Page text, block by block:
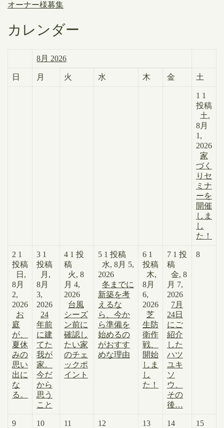
オーナー様募集
カレンダー
8月 2026
日 月 火 水 木 金 土
1 1
投稿
土,
8月
1,
2026
家
づく
りセ
ミナ
ーを
開催
しま
し
た！
2 1
投稿
日,
8月
2,
2026
お
庭
が、
夏休
みの
思い
出に
な
る。
3 1
投稿
月,
8月
3,
2026
24
年前
に建
てた
我が
家。
今だ
から
思う
こと
4 1 投
稿
火, 8
月 4,
2026
台風
シーズ
ン前に
確認し
たい家
のチェ
ックポ
イント
5 1 投稿
水, 8月 5,
2026
冬までに
新築を考
えるな
ら、今か
ら準備を
始めるの
がおすす
めな理由
6 1
投稿
木,
8月
6,
2026
芝
生防
衛作
戦、
開始
しま
し
た！
7 1 投
稿
金, 8
月 7,
2026
7月
24日
にご
紹介
した
ハツ
ユキ
ソ
ウ、
その
後…
8
9 10 11 12 13 14 15